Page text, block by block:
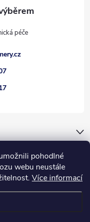
pohodlné
webu neustále
Více informací